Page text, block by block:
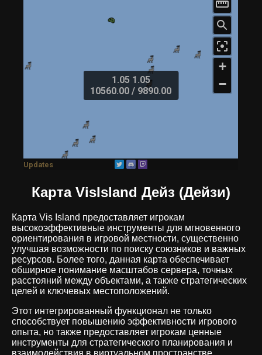
Карта VisIsland Дейз (Дейзи)
Карта Vis Island предоставляет игрокам
высокоэффективные инструменты для мгновенного
ориентирования в игровой местности, существенно
улучшая возможности по поиску союзников и важных
ресурсов. Более того, данная карта обеспечивает
обширное понимание масштабов сервера, точных
расстояний между объектами, а также стратегических
целей и ключевых местоположений.
Этот интегрированный функционал не только
способствует повышению эффективности игрового
опыта, но также предоставляет игрокам ценные
инструменты для стратегического планирования и
взаимодействия в виртуальном пространстве.